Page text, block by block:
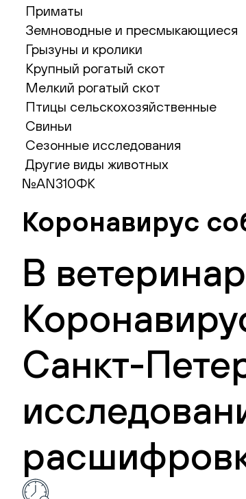
Приматы
Земноводные и пресмыкающиеся
Грызуны и кролики
Крупный рогатый скот
Мелкий рогатый скот
Птицы сельскохозяйственные
Свиньи
Сезонные исследования
Другие виды животных
№AN310ФК
Коронавирус
В
Санкт-